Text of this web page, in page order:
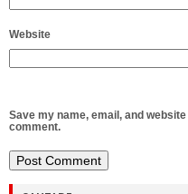
Website
Save my name, email, and
comment.